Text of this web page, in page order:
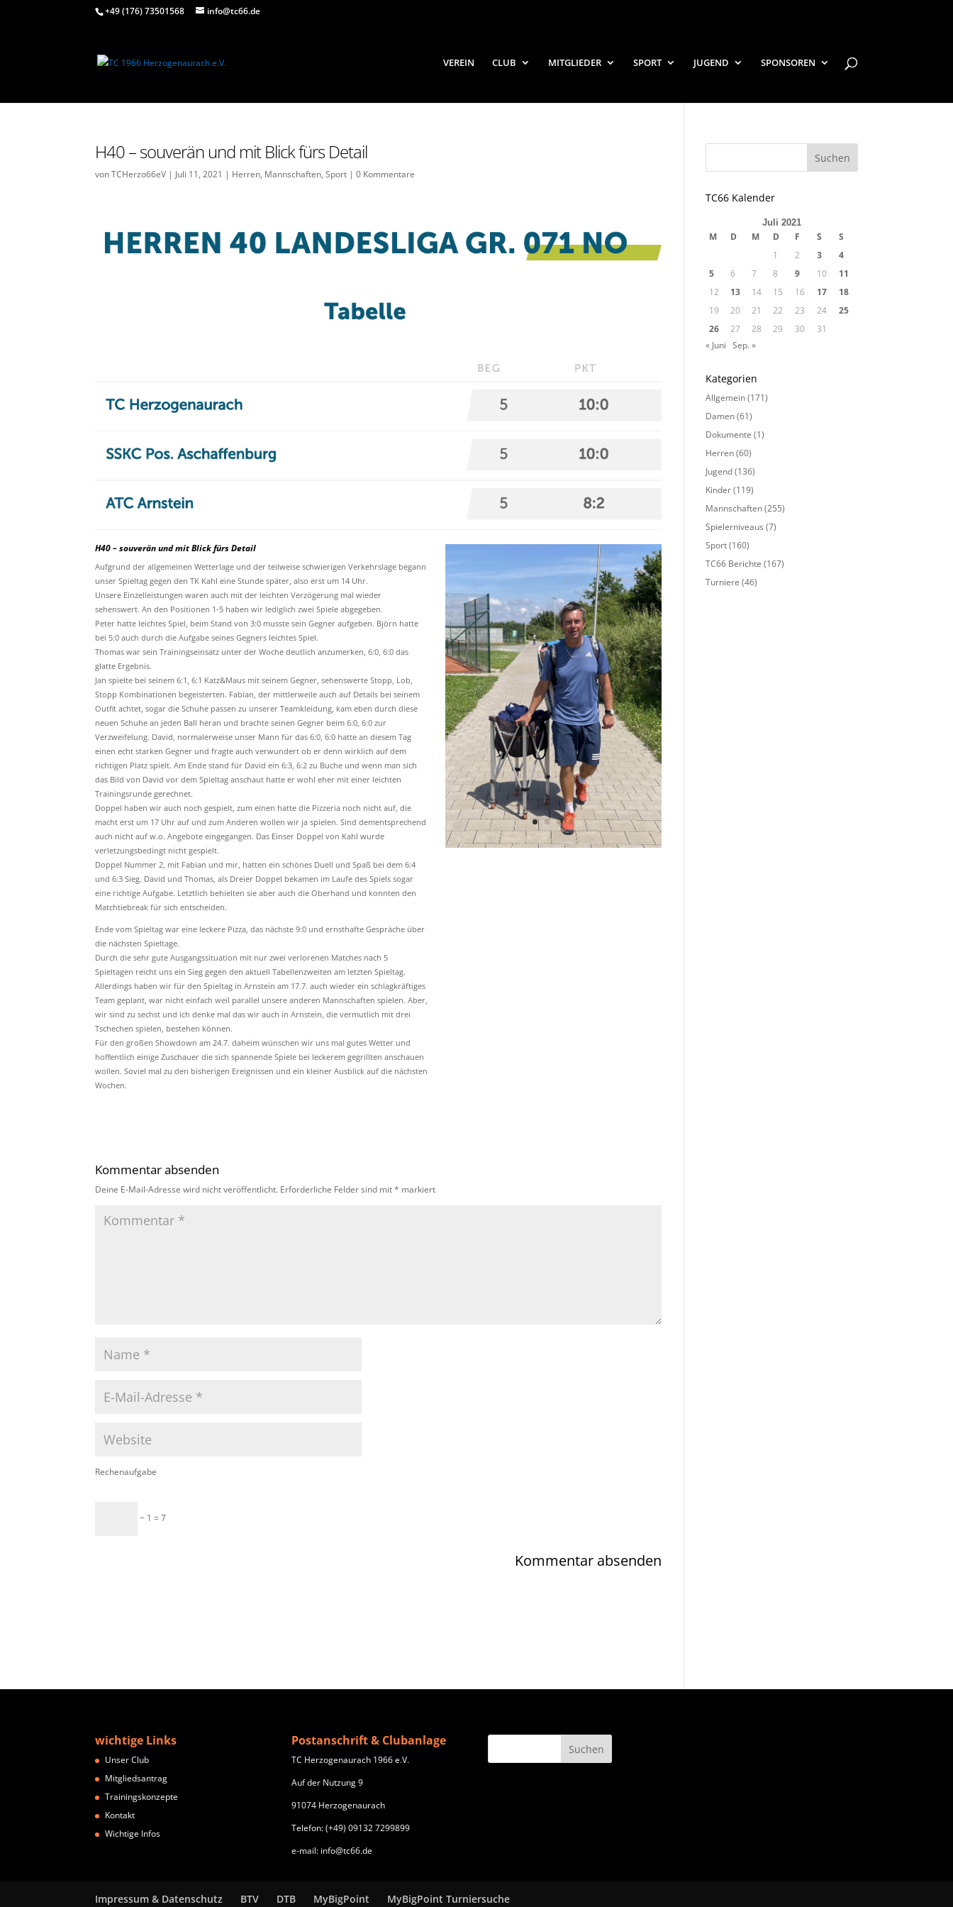
+49 (176) 73501568 info@tc66.de
VEREIN CLUB MITGLIEDER SPORT JUGEND SPONSOREN
H40 – souverän und mit Blick fürs Detail
vonTCHerzo66eV | Juli 11, 2021 | Herren, Mannschaften,Sport |0 Kommentare
H40 – souverän und mit Blick fürs Detail
Aufgrund der allgemeinen Wetterlage und der teilweise schwierigen Verkehrslage begann
unser Spieltag gegen den TK Kahl eine Stunde später, also erst um 14 Uhr.
Unsere Einzelleistungen waren auch mit der leichten Verzögerung mal wieder
sehenswert. An den Positionen 1-5 haben wir lediglich zwei Spiele abgegeben.
Peter hatte leichtes Spiel, beim Stand von 3:0 musste sein Gegner aufgeben. Björn hatte
bei 5:0 auch durch die Aufgabe seines Gegners leichtes Spiel.
Thomas war sein Trainingseinsatz unter der Woche deutlich anzumerken, 6:0, 6:0 das
glatte Ergebnis.
Jan spielte bei seinem 6:1, 6:1 Katz&Maus mit seinem Gegner, sehenswerte Stopp, Lob,
Stopp Kombinationen begeisterten. Fabian, der mittlerweile auch auf Details bei seinem
Outfit achtet, sogar die Schuhe passen zu unserer Teamkleidung, kam eben durch diese
neuen Schuhe an jeden Ball heran und brachte seinen Gegner beim 6:0, 6:0 zur
Verzweifelung. David, normalerweise unser Mann für das 6:0, 6:0 hatte an diesem Tag
einen echt starken Gegner und fragte auch verwundert ob er denn wirklich auf dem
richtigen Platz spielt. Am Ende stand für David ein 6:3, 6:2 zu Buche und wenn man sich
das Bild von David vor dem Spieltag anschaut hatte er wohl eher mit einer leichten
Trainingsrunde gerechnet.
Doppel haben wir auch noch gespielt, zum einen hatte die Pizzeria noch nicht auf, die
macht erst um 17 Uhr auf und zum Anderen wollen wir ja spielen. Sind dementsprechend
auch nicht auf w.o. Angebote eingegangen. Das Einser Doppel von Kahl wurde
verletzungsbedingt nicht gespielt.
Doppel Nummer 2, mit Fabian und mir, hatten ein schönes Duell und Spaß bei dem 6:4
und 6:3 Sieg. David und Thomas, als Dreier Doppel bekamen im Laufe des Spiels sogar
eine richtige Aufgabe. Letztlich behielten sie aber auch die Oberhand und konnten den
Matchtiebreak für sich entscheiden.
Ende vom Spieltag war eine leckere Pizza, das nächste 9:0 und ernsthafte Gespräche über
die nächsten Spieltage.
Durch die sehr gute Ausgangssituation mit nur zwei verlorenen Matches nach 5
Spieltagen reicht uns ein Sieg gegen den aktuell Tabellenzweiten am letzten Spieltag.
Allerdings haben wir für den Spieltag in Arnstein am 17.7. auch wieder ein schlagkräftiges
Team geplant, war nicht einfach weil parallel unsere anderen Mannschaften spielen. Aber,
wir sind zu sechst und ich denke mal das wir auch in Arnstein, die vermutlich mit drei
Tschechen spielen, bestehen können.
Für den großen Showdown am 24.7. daheim wünschen wir uns mal gutes Wetter und
hoffentlich einige Zuschauer die sich spannende Spiele bei leckerem gegrillten anschauen
wollen. Soviel mal zu den bisherigen Ereignissen und ein kleiner Ausblick auf die nächsten
Wochen.
Kommentar absenden
Deine E-Mail-Adresse wird nicht veröffentlicht. Erforderliche Felder sind mit* markiert
Rechenaufgabe
− 1 = 7
TC66 Kalender
Juli 2021
M D M D F S
S
1
2 3
4
5
6 7 8 9 10
11
12
13 14 15 16 17
18
19
20 21 22 23 24
25
26
27 28 29 30
31
« Juni Sep. »
Kategorien
Allgemein(171)
Damen(61)
Dokumente (1)
Herren(60)
Jugend(136)
Kinder(119)
Mannschaften(255)
Spielerniveaus (7)
Sport(160)
TC66 Berichte (167)
Turniere (46)
wichtige Links
Unser Club
Mitgliedsantrag
Trainingskonzepte
Kontakt
Wichtige Infos
Postanschrift & Clubanlage
TC Herzogenaurach 1966 e.V.
Auf der Nutzung 9
91074 Herzogenaurach
Telefon: (+49) 09132 7299899
e-mail: info@tc66.de
Impressum & Datenschutz BTV DTB MyBigPoint MyBigPoint Turniersuche